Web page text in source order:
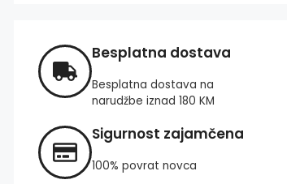
Besplatna dostava
Besplatna dostava na
narudžbe iznad 180 KM
Sigurnost zajamčena
100% povrat novca